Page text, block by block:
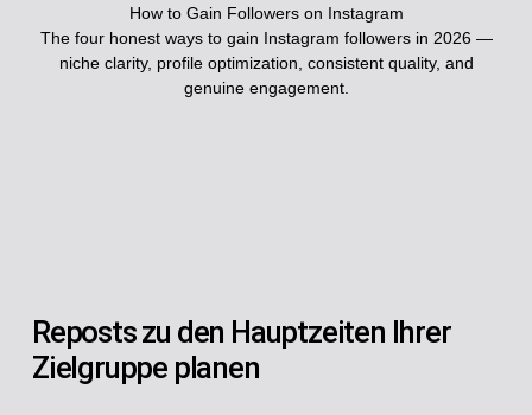
How to Gain Followers on Instagram
The four honest ways to gain Instagram followers in 2026 —
niche clarity, profile optimization, consistent quality, and
genuine engagement.
Reposts zu den Hauptzeiten Ihrer
Zielgruppe planen